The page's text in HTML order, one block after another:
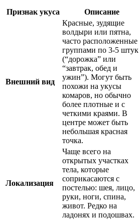
Признак укуса Описание
Внешний вид
Красные, зудящие
волдыри или пятна,
часто расположенные
группами по 3-5 штук
(“дорожка” или
“завтрак, обед и
ужин”). Могут быть
похожи на укусы
комаров, но обычно
более плотные и с
четкими краями. В
центре может быть
небольшая красная
точка.
Локализация
Чаще всего на
открытых участках
тела, которые
соприкасаются с
постелью: шея, лицо,
руки, ноги, спина,
живот. Редко на
ладонях и подошвах.